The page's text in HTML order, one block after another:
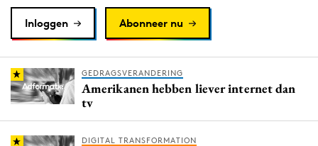
Inloggen Abonneer nu
GEDRAGSVERANDERING
Amerikanen hebben liever internet dan
tv
DIGITAL TRANSFORMATION